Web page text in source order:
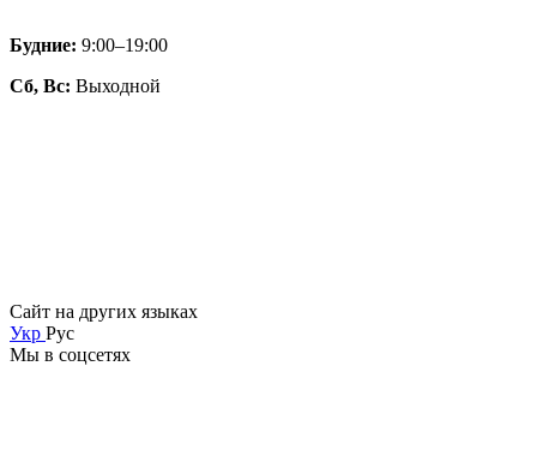
Будние: 9:00–19:00
Сб, Вс: Выходной
Сайт на других языках
Укр Рус
Мы в соцсетях